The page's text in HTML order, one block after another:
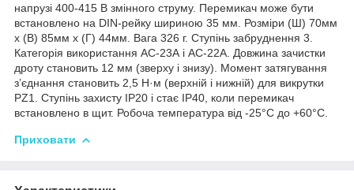
напрузі 400-415 В змінного струму. Перемикач може бути
встановлено на DIN-рейку шириною 35 мм. Розміри (Ш) 70мм
x (В) 85мм x (Г) 44мм. Вага 326 г. Ступінь забруднення 3.
Категорія використання АС-23А і АС-22А. Довжина зачистки
дроту становить 12 мм (зверху і знизу). Момент затягування
з’єднання становить 2,5 Н·м (верхній і нижній) для викрутки
PZ1. Ступінь захисту IP20 і стає IP40, коли перемикач
встановлено в щит. Робоча температура від -25°C до +60°C.
Приховати